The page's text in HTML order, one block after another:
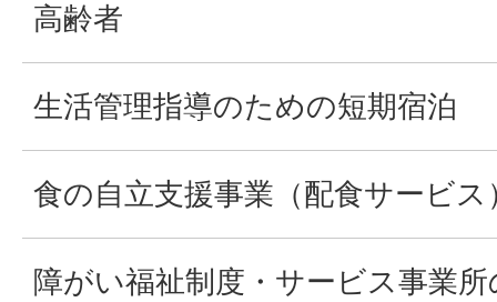
高齢者
生活管理指導のための短期宿泊
食の自立支援事業（配食サービス
障がい福祉制度・サービス事業